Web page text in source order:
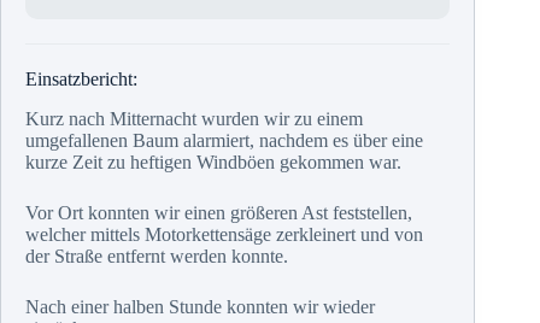
Einsatzbericht:
Kurz nach Mitternacht wurden wir zu einem
umgefallenen Baum alarmiert, nachdem es über eine
kurze Zeit zu heftigen Windböen gekommen war.
Vor Ort konnten wir einen größeren Ast feststellen,
welcher mittels Motorkettensäge zerkleinert und von
der Straße entfernt werden konnte.
Nach einer halben Stunde konnten wir wieder